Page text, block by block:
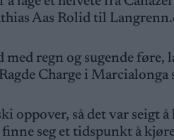
Aas Rolid til
regn og sugende
Charge i
oppover, så det var seigt
seg et tidspunkt å